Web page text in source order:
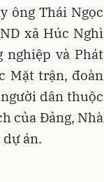
ông Thái Ngọc
xã Húc Nghì
nghiệp và Phát
Mặt trận, đoàn
dân thuộc
của Đảng, Nhà
án.